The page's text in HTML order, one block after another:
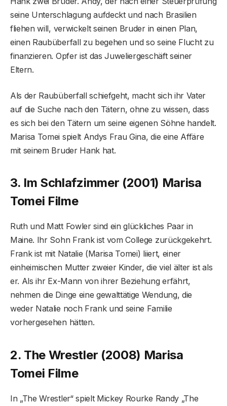
seine Unterschlagung aufdeckt und nach Brasilien
fliehen will, verwickelt seinen Bruder in einen Plan,
einen Raubüberfall zu begehen und so seine Flucht zu
finanzieren. Opfer ist das Juweliergeschäft seiner
Eltern.
Als der Raubüberfall schiefgeht, macht sich ihr Vater
auf die Suche nach den Tätern, ohne zu wissen, dass
es sich bei den Tätern um seine eigenen Söhne handelt.
Marisa Tomei spielt Andys Frau Gina, die eine Affäre
mit seinem Bruder Hank hat.
3. Im Schlafzimmer (2001) Marisa
Tomei Filme
Ruth und Matt Fowler sind ein glückliches Paar in
Maine. Ihr Sohn Frank ist vom College zurückgekehrt.
Frank ist mit Natalie (Marisa Tomei) liiert, einer
einheimischen Mutter zweier Kinder, die viel älter ist als
er. Als ihr Ex-Mann von ihrer Beziehung erfährt,
nehmen die Dinge eine gewalttätige Wendung, die
weder Natalie noch Frank und seine Familie
vorhergesehen hätten.
2. The Wrestler (2008) Marisa
Tomei Filme
In „The Wrestler“ spielt Mickey Rourke Randy „The